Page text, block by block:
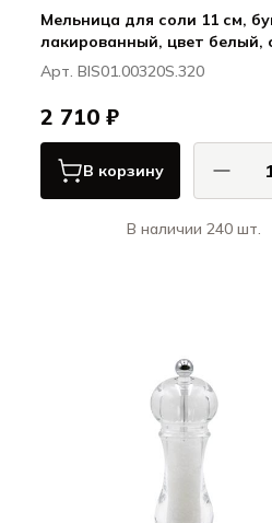
Мельница для соли 11 см,
лакированный, цвет белый,
птичкой БЁРД / BIRD
Арт. BIS01.00320S.320
2 710 ₽
В корзину
В наличии 240 шт.